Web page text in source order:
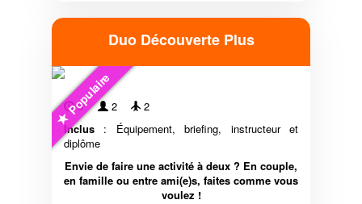
Duo Découverte Plus
Populaire
6' 2
2
Inclus : Équipement, briefing, instructeur et
diplôme
Envie de faire une activité à deux ? En couple,
en famille ou entre ami(e)s, faites comme vous
voulez !